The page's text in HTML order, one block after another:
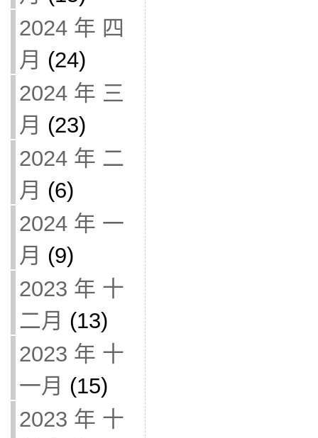
2024 年 四
月 (24)
2024 年 三
月 (23)
2024 年 二
月 (6)
2024 年 一
月 (9)
2023 年 十
二月 (13)
2023 年 十
一月 (15)
2023 年 十